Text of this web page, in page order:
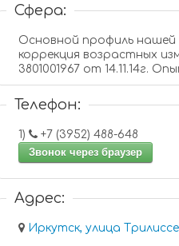
Сфера:
Основной профиль нашей
коррекция возрастных
3801001967 от 14.11.14г.
Телефон:
1)
+7 (3952) 488-648
Звонок через браузер
Адрес:
Иркутск, улица